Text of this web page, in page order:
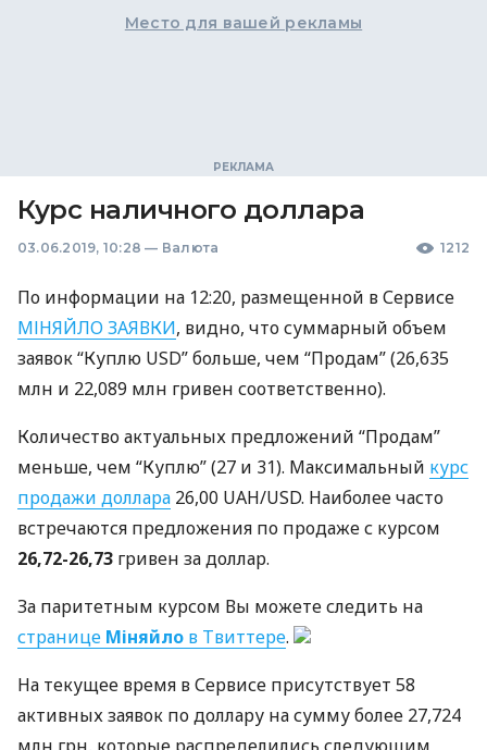
Место для вашей рекламы
Курс наличного доллара
03.06.2019, 10:28 — Валюта 1212
По информации на 12:20, размещенной в Сервисе
МІНЯЙЛОЗАЯВКИ, видно, что суммарный объем
заявок “Куплю USD” больше, чем “Продам” (26,635
млн и 22,089 млн гривен соответственно).
Количество актуальных предложений “Продам”
меньше, чем “Куплю” (27 и 31). Максимальный курс
продажи доллара 26,00 UAH/USD. Наиболее часто
встречаются предложения по продаже с курсом
26,72-26,73 гривен за доллар.
За паритетным курсом Вы можете следить на
странице Міняйло в Твиттере.
На текущее время в Сервисе присутствует 58
активных заявок по доллару на сумму более 27,724